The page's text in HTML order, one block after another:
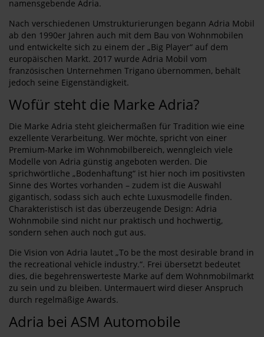
namensgebende Adria.
Nach verschiedenen Umstrukturierungen begann Adria Mobil
ab den 1990er Jahren auch mit dem Bau von Wohnmobilen
und entwickelte sich zu einem der „Big Player“ auf dem
europäischen Markt. 2017 wurde Adria Mobil vom
französischen Unternehmen Trigano übernommen, behält
jedoch seine Eigenständigkeit.
Wofür steht die Marke Adria?
Die Marke Adria steht gleichermaßen für Tradition wie eine
exzellente Verarbeitung. Wer möchte, spricht von einer
Premium-Marke im Wohnmobilbereich, wenngleich viele
Modelle von Adria günstig angeboten werden. Die
sprichwörtliche „Bodenhaftung“ ist hier noch im positivsten
Sinne des Wortes vorhanden – zudem ist die Auswahl
gigantisch, sodass sich auch echte Luxusmodelle finden.
Charakteristisch ist das überzeugende Design: Adria
Wohnmobile sind nicht nur praktisch und hochwertig,
sondern sehen auch noch gut aus.
Die Vision von Adria lautet „To be the most desirable brand in
the recreational vehicle industry.“. Frei übersetzt bedeutet
dies, die begehrenswerteste Marke auf dem Wohnmobilmarkt
zu sein und zu bleiben. Untermauert wird dieser Anspruch
durch regelmäßige Awards.
Adria bei ASM Automobile